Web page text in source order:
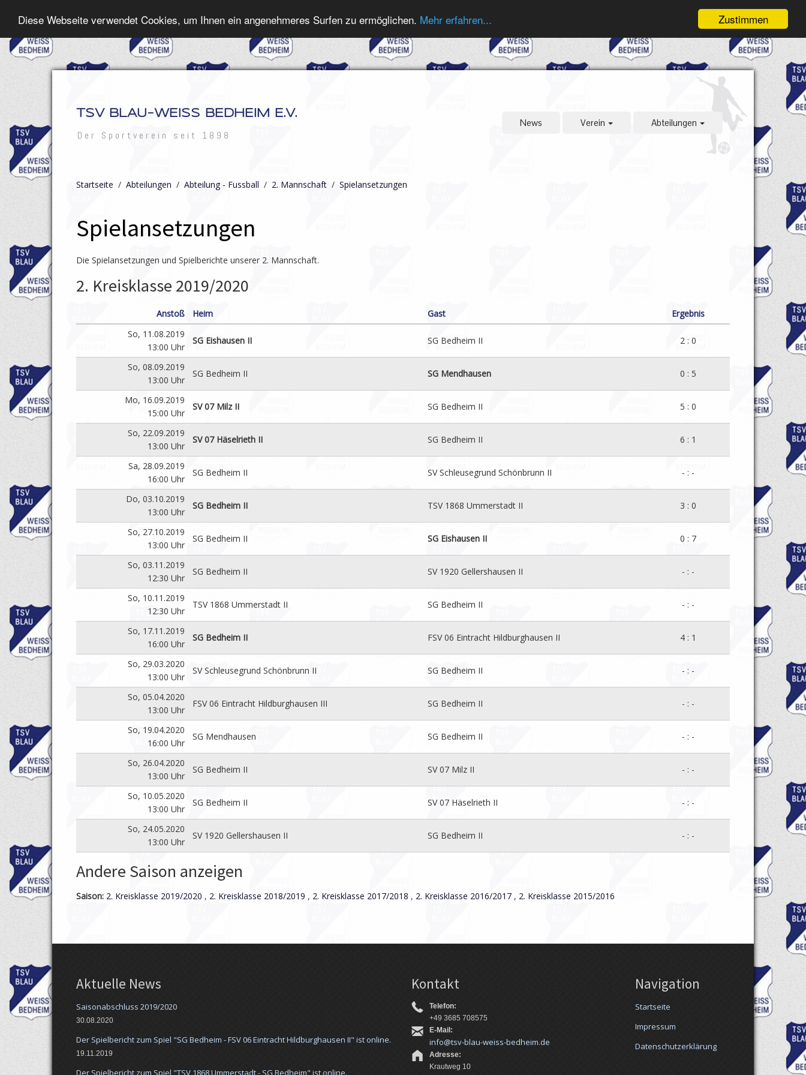
Zustimmen
Diese Webseite verwendet Cookies, um Ihnen ein angenehmeres Surfen zu ermöglichen. Mehr erfahren...
TSV BLAU-WEISS BEDHEIM E.V.
Der Sportverein seit 1898
News Verein Abteilungen
Startseite / Abteilungen / Abteilung - Fussball / 2. Mannschaft / Spielansetzungen
Spielansetzungen
Die Spielansetzungen und Spielberichte unserer 2. Mannschaft.
2. Kreisklasse 2019/2020
Anstoß Heim Gast
Ergebnis
So, 11.08.2019
13:00 Uhr
SG Eishausen II SG Bedheim II 2 : 0
So, 08.09.2019
13:00 Uhr
SG Bedheim II SG Mendhausen 0 : 5
Mo, 16.09.2019
15:00 Uhr
SV 07 Milz II SG Bedheim II 5 : 0
So, 22.09.2019
13:00 Uhr
SV 07 Häselrieth II SG Bedheim II 6 : 1
Sa, 28.09.2019
16:00 Uhr
SG Bedheim II SV Schleusegrund Schönbrunn II - : -
Do, 03.10.2019
13:00 Uhr
SG Bedheim II TSV 1868 Ummerstadt II 3 : 0
So, 27.10.2019
13:00 Uhr
SG Bedheim II SG Eishausen II 0 : 7
So, 03.11.2019
12:30 Uhr
SG Bedheim II SV 1920 Gellershausen II - : -
So, 10.11.2019
12:30 Uhr
TSV 1868 Ummerstadt II SG Bedheim II - : -
So, 17.11.2019
16:00 Uhr
SG Bedheim II FSV 06 Eintracht Hildburghausen II 4 : 1
So, 29.03.2020
13:00 Uhr
SV Schleusegrund Schönbrunn II SG Bedheim II - : -
So, 05.04.2020
13:00 Uhr
FSV 06 Eintracht Hildburghausen III SG Bedheim II - : -
So, 19.04.2020
16:00 Uhr
SG Mendhausen SG Bedheim II - : -
So, 26.04.2020
13:00 Uhr
SG Bedheim II SV 07 Milz II - : -
So, 10.05.2020
13:00 Uhr
SG Bedheim II SV 07 Häselrieth II - : -
So, 24.05.2020
13:00 Uhr
SV 1920 Gellershausen II SG Bedheim II - : -
Andere Saison anzeigen
Saison: 2. Kreisklasse 2019/2020 , 2. Kreisklasse 2018/2019 , 2. Kreisklasse 2017/2018 , 2. Kreisklasse 2016/2017 , 2. Kreisklasse 2015/2016
Aktuelle News
Saisonabschluss 2019/2020
30.08.2020
Der Spielbericht zum Spiel "SG Bedheim - FSV 06 Eintracht Hildburghausen II" ist online.
19.11.2019
Der Spielbericht zum Spiel "TSV 1868 Ummerstadt - SG Bedheim" ist online.
Kontakt
Telefon:
+49 3685 708575
E-Mail:
info@tsv-blau-weiss-bedheim.de
Adresse:
Krautweg 10
Navigation
Startseite
Impressum
Datenschutzerklärung